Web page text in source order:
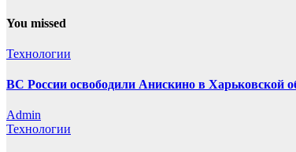
You missed
Технологии
ВС России освободили Анискино в Харьковской
Admin
Технологии